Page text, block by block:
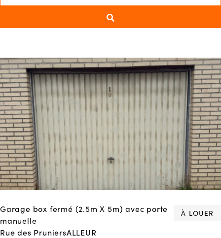
Garage box fermé (2.5m X 5m) avec porte
manuelle
Rue des PruniersALLEUR
À LOUER